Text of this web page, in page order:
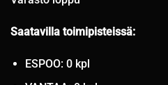
Saatavilla toimipisteissä:
ESPOO: 0 kpl